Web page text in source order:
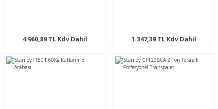
4.960,89 TL Kdv Dahil 1.347,39 TL Kdv Dahil